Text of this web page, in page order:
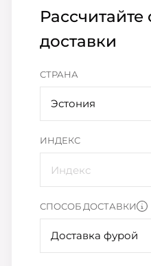
Рассчитайте
доставки
СТРАНА
Эстония
ИНДЕКС
СПОСОБ ДОСТАВКИ
Доставка фурой